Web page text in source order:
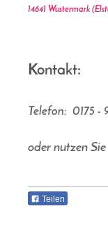
14641 Wustermark
Kontakt:
Telefon: 0175 -
oder nutzen
Teilen